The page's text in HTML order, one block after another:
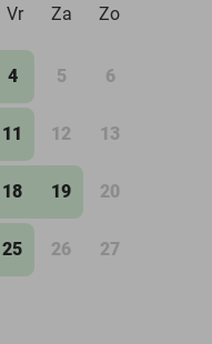
Vr Za Zo
4 5 6
11 12 13
18 19 20
25 26 27